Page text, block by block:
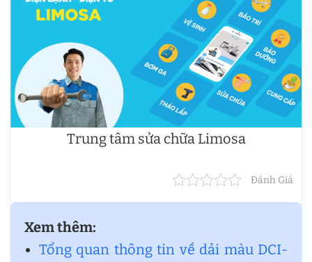
Trung tâm sửa chữa Limosa
Đánh Giá
Xem thêm:
Tổng quan thông tin về dải màu DCI-